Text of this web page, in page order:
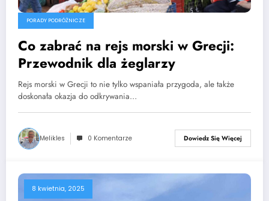
PORADY PODRÓŻNICZE
Co zabrać na rejs morski w Grecji:
Przewodnik dla żeglarzy
Rejs morski w Grecji to nie tylko wspaniała przygoda, ale także
doskonała okazja do odkrywania…
Melikles 0 Komentarze Dowiedz Się Więcej
8 kwietnia, 2025